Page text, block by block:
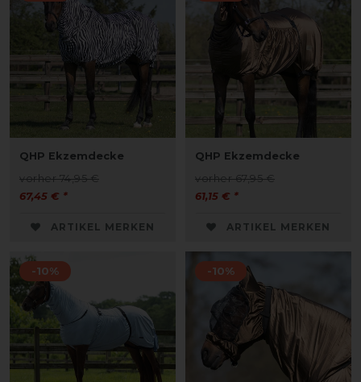
QHP Ekzemdecke
vorher 74,95 €
67,45 € *
ARTIKEL MERKEN
QHP Ekzemdecke
vorher 67,95 €
61,15 € *
ARTIKEL MERKEN
-10% -10%